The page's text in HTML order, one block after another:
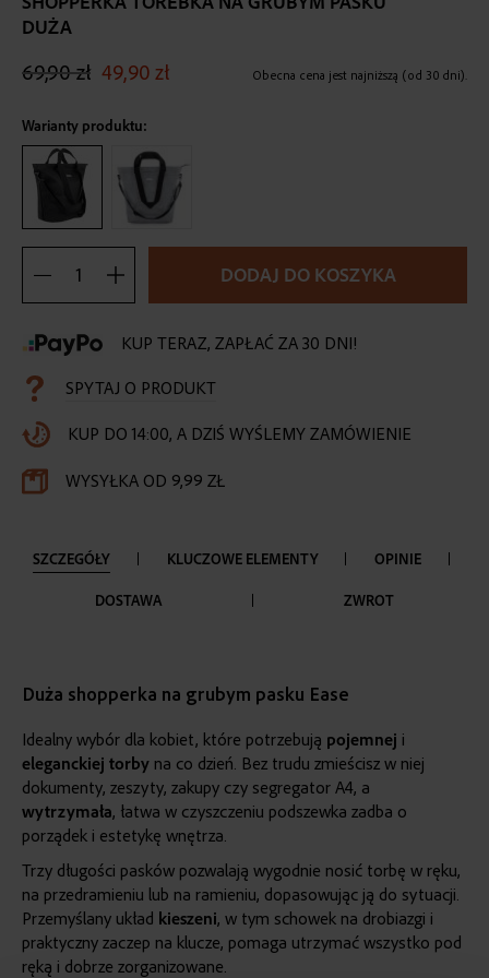
beginning
gallery
DUŻA
Obecna cena jest najniższą (od 30 dni).
49,90 zł
69,90 zł
Warianty produktu:
DODAJ DO KOSZYKA
KUP TERAZ, ZAPŁAĆ ZA 30 DNI!
SPYTAJ O PRODUKT
KUP DO 14:00, A DZIŚ WYŚLEMY ZAMÓWIENIE
WYSYŁKA OD 9,99 ZŁ
SZCZEGÓŁY KLUCZOWE ELEMENTY OPINIE
DOSTAWA ZWROT
Duża shopperka na grubym pasku Ease
Idealny wybór dla kobiet, które potrzebują pojemnej i
eleganckiej torby na co dzień. Bez trudu zmieścisz w niej
dokumenty, zeszyty, zakupy czy segregator A4, a
wytrzymała, łatwa w czyszczeniu podszewka zadba o
porządek i estetykę wnętrza.
Trzy długości pasków pozwalają wygodnie nosić torbę w ręku,
na przedramieniu lub na ramieniu, dopasowując ją do sytuacji.
Przemyślany układ kieszeni, w tym schowek na drobiazgi i
praktyczny zaczep na klucze, pomaga utrzymać wszystko pod
ręką i dobrze zorganizowane.